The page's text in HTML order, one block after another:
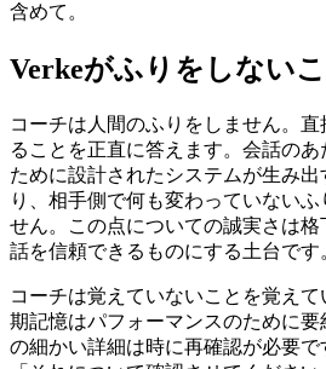
含めて。
Verkeがふりをしない
コーチは人間のふりをしません。
ることを正直に答えます。会話の
ために設計されたシステムが生み
り、相手側で何も変わっていない
せん。この点についての誠実さは
話を信頼できるものにする土台です
コーチは覚えていないことを覚え
期記憶はパフォーマンスのために
の細かい詳細は時に再確認が必要